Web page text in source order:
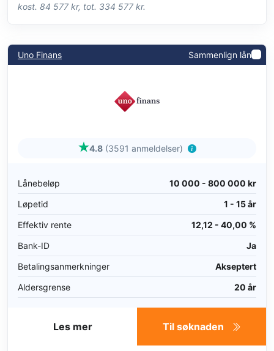
kost. 84 577 kr, tot. 334 577 kr.
Uno Finans Sammenlign lån
4.8 (3591 anmeldelser)
Lånebeløp
10 000 - 800 000 kr
Løpetid
1 - 15 år
Effektiv rente
12,12 - 40,00 %
Bank-ID
Ja
Betalingsanmerkninger
Akseptert
Aldersgrense
20 år
Til søknaden
Les mer